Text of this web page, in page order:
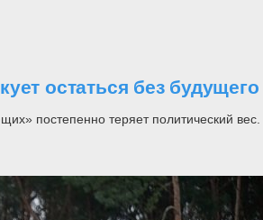
остаться без будущего
постепенно теряет политический вес.